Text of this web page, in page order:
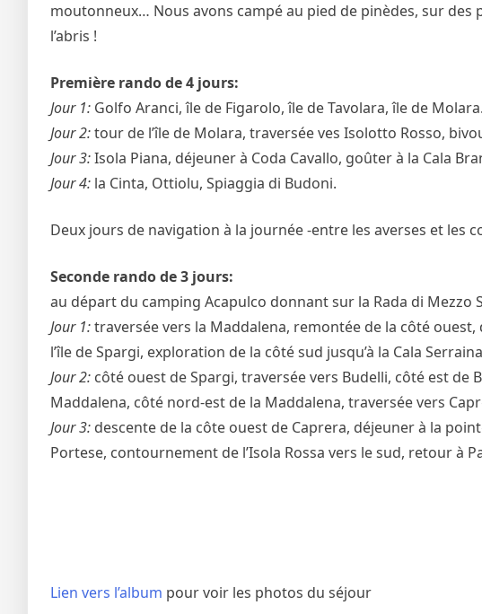
moutonneux… Nous avons campé au pied de pinèdes, sur
l’abris !
Première rando de 4 jours:
Jour 1: Golfo Aranci, île de Figarolo, île de Tavolara, île de Molara.
Jour 2:tour de l’île de Molara, traversée ves Isolotto Rosso,
Jour 3:Isola Piana, déjeuner à Coda Cavallo, goûter à la Cala
Jour 4: la Cinta, Ottiolu, Spiaggia di Budoni.
Deux jours de navigation à la journée -entre les averses et les
Seconde rando de 3 jours:
au départ du camping Acapulco donnant sur la Rada di Mezzo
Jour 1:traversée vers la Maddalena, remontée de la côté ouest,
l’île de Spargi, exploration de la côté sud jusqu’à la Cala
Jour 2: côté ouest de Spargi, traversée vers Budelli, côté est
Maddalena, côté nord-est de la Maddalena, traversée vers
Jour 3: descente de la côte ouest de Caprera, déjeuner à la
Portese, contournement de l’Isola Rossa vers le sud, retour à
Lien vers l’album pour voir les photos du séjour